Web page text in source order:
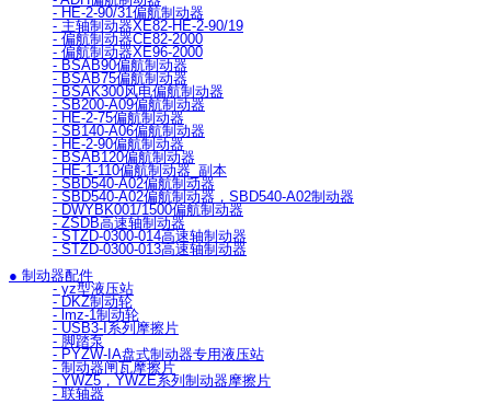
- HE-2-90/31偏航制动器
- 主轴制动器XE82-HE-2-90/19
- 偏航制动器CE82-2000
- 偏航制动器XE96-2000
- BSAB90偏航制动器
- BSAB75偏航制动器
- BSAK300风电偏航制动器
- SB200-A09偏航制动器
- HE-2-75偏航制动器
- SB140-A06偏航制动器
- HE-2-90偏航制动器
- BSAB120偏航制动器
- HE-1-110偏航制动器_副本
- SBD540-A02偏航制动器
- SBD540-A02偏航制动器，SBD540-A02制动器
- DWYBK001/1500偏航制动器
- ZSDB高速轴制动器
- STZD-0300-014高速轴制动器
- STZD-0300-013高速轴制动器
● 制动器配件
- yz型液压站
- DKZ制动轮
- lmz-1制动轮
- USB3-I系列摩擦片
- 脚踏泵
- PYZW-IA盘式制动器专用液压站
- 制动器闸瓦摩擦片
- YWZ5，YWZE系列制动器摩擦片
- 联轴器